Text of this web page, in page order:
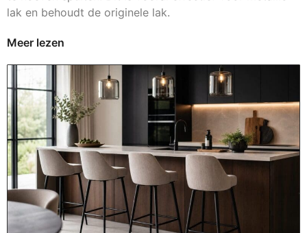
lak en behoudt de originele lak.
Meer lezen